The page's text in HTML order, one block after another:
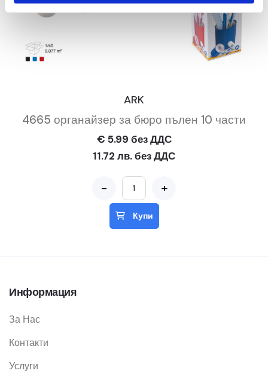
ARK
4665 органайзер за бюро пълен 10 части
€ 5.99 без ДДС
11.72 лв. без ДДС
- +
Купи
Информация
За Нас
Контакти
Услуги